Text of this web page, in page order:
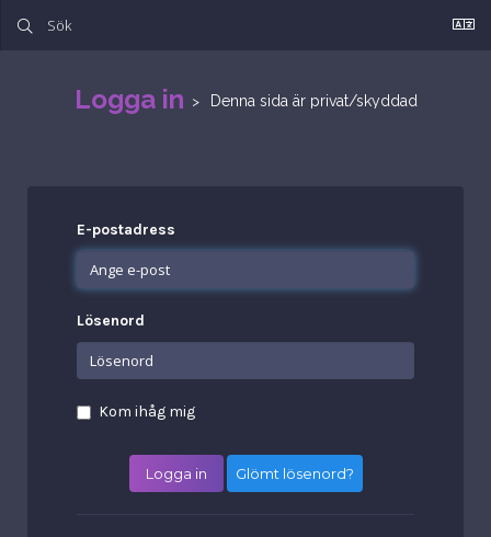
Logga in Denna sida är privat/skyddad
E-postadress
Lösenord
Kom ihåg mig
Glömt lösenord?